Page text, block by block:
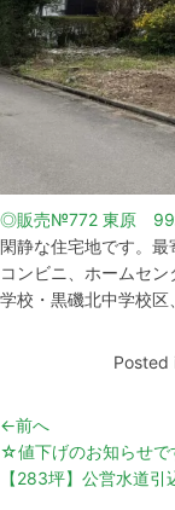
◎販売№772 東原 99
閑静な住宅地です。
コンビニ、ホームセ
学校・黒磯北中学校区
Posted
←前へ
☆値下げのお知らせで
【283坪】公営水道引